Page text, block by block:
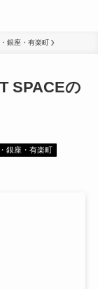
銀座・有楽町
SPACEの
銀座・有楽町